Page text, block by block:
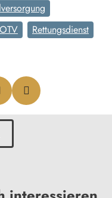
OTV
Rettungsdienst